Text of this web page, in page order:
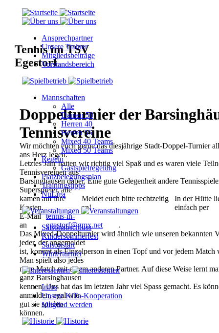
Doppelturnier der
Tennisvereine
Wir möchten euch gerne das diesjährige Stadt-Doppel-Turnier
ans Herz legen.
Letztes Jahr hatten wir richtig viel Spaß und es waren viele
Tennisvereinen aus
Barsinghausen dabei. Eine gute Gelegenheit andere
Superspieler, alle
kamen auf ihre
Kosten.
Meldet euch bitte rechtzeitig
an!
In der Hütte
einfach per
E-Mail
an
tennis-in-
egestorf@gmx.net
.
Das Mixed-Doppelturnier wird ähnlich wie unseren bekannten
jeder, der angemeldet
ist, kommt als Einzelperson in einen Topf und vor jedem Match
Man spielt also jedes
neue Match mit einem anderen Partner. Auf diese Weise lernt
ganz Barsinghausen
kennen. Uns hat das im letzten Jahr viel Spass gemacht. Es
anmelden, egal wie
gut sie spielen
können.
Tennis im TSV
Egestorf
Ansprechpartner
Unsere Trainer
Mitgliedsbeiträge
Vorstandsbereich
Mannschaften
Alle
Damen 50
Herren 40
Herren 55
Mixed 40 Teams
Mixed 50 Teams
Regeln
Gastspielregelung
Platzbelegungsplan
Trainingstipps
NuLiga
Saisonabschluss
Kindersommerfest
Saisonstart
Winterturnier
Infos
Unsere KiTa-Kooperation
Mitglied werden